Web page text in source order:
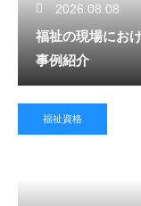
2026.08.08
福祉の現場にお
事例紹介
福祉資格